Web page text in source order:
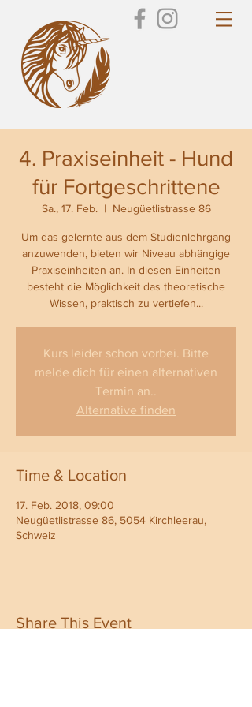
4. Praxiseinheit - Hund
für Fortgeschrittene
Sa., 17. Feb.
  |
Neugüetlistrasse 86
Um das gelernte aus dem Studienlehrgang
anzuwenden, bieten wir Niveau abhängige
Praxiseinheiten an. In diesen Einheiten
besteht die Möglichkeit das theoretische
Wissen, praktisch zu vertiefen...
Kurs leider schon vorbei. Bitte
melde dich für einen alternativen
Termin an..
Alternative finden
Time & Location
17. Feb. 2018, 09:00
Neugüetlistrasse 86, 5054 Kirchleerau,
Schweiz
Share This Event